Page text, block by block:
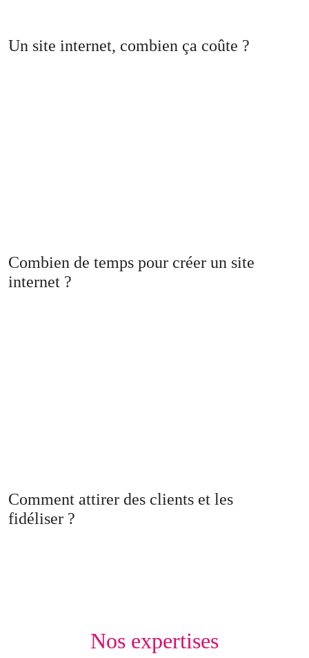
Un site internet, combien ça coûte ?
Combien de temps pour créer un site
internet ?
Comment attirer des clients et les
fidéliser ?
Nos expertises